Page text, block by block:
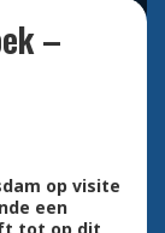
–
op visite
een